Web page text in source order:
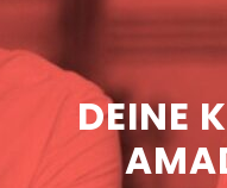
DEINE